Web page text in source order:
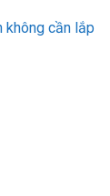
không cần lắp